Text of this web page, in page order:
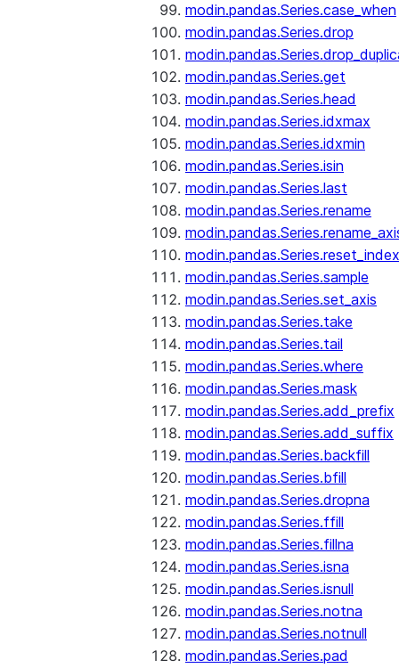
modin.pandas.Series.case_when
modin.pandas.Series.drop
modin.pandas.Series.get
modin.pandas.Series.head
modin.pandas.Series.idxmax
modin.pandas.Series.idxmin
modin.pandas.Series.isin
modin.pandas.Series.last
modin.pandas.Series.rename
modin.pandas.Series.reset_index
modin.pandas.Series.sample
modin.pandas.Series.set_axis
modin.pandas.Series.take
modin.pandas.Series.tail
modin.pandas.Series.where
modin.pandas.Series.mask
modin.pandas.Series.add_prefix
modin.pandas.Series.add_suffix
modin.pandas.Series.backfill
modin.pandas.Series.bfill
modin.pandas.Series.dropna
modin.pandas.Series.ffill
modin.pandas.Series.fillna
modin.pandas.Series.isna
modin.pandas.Series.isnull
modin.pandas.Series.notna
modin.pandas.Series.notnull
modin.pandas.Series.pad